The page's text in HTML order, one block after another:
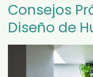
Consejos
Diseño de